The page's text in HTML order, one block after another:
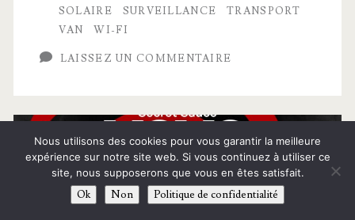
automatisée
SOLAIRE
SURVEILLANCE
TRANSPORT
VAN
WI-FI
LAISSEZ UN COMMENTAIRE
Nous utilisons des cookies pour vous garantir la meilleure
expérience sur notre site web. Si vous continuez à utiliser ce
site, nous supposerons que vous en êtes satisfait.
Ok Non Politique de confidentialité